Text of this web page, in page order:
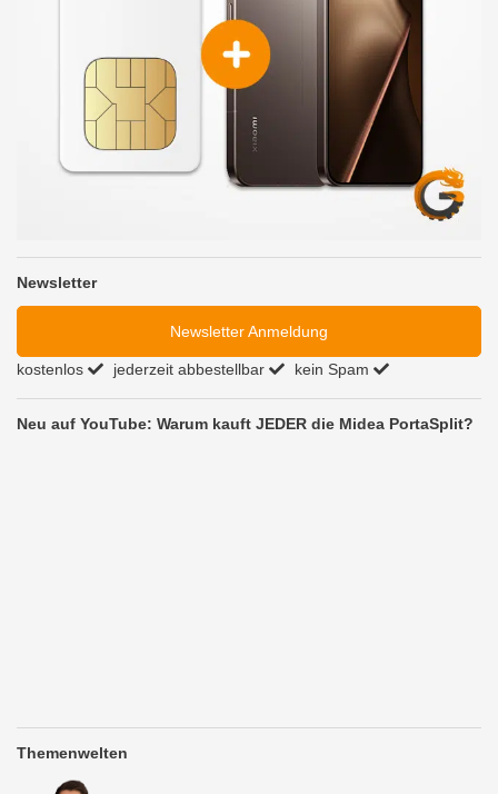
Newsletter
Newsletter Anmeldung
kostenlos jederzeit abbestellbar kein Spam
Neu auf YouTube: Warum kauft JEDER die Midea PortaSplit?
Themenwelten